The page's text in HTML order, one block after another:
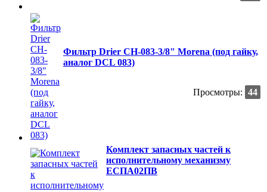
Фильтр Drier CH-083-3/8" Morena (под гайку,
аналог DCL 083)
Просмотры: 44
Комплект запасных частей к
исполнительному механизму
ЕСПА02ПВ